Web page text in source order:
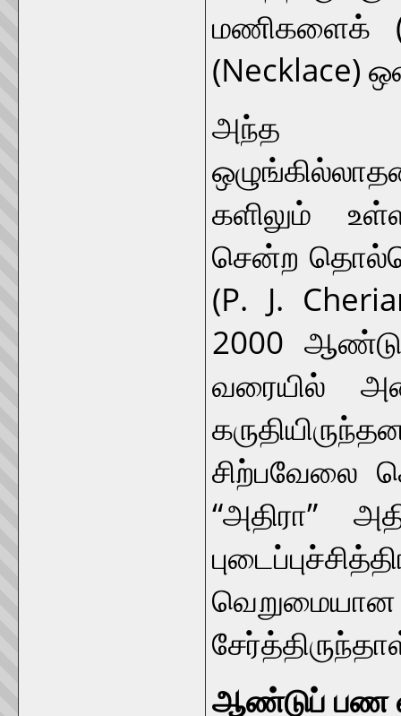
மணிகளைக்
(Necklace)
அந்த
களிலும்
சென்ற
(P. J.
2000
வரையில்
சிற்பவேலை
“அதிரா”
ஆண்டுப் பண